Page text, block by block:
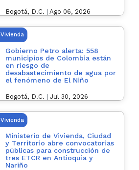
Bogotá, D.C. Ago 06, 2026
Vivienda
Gobierno Petro alerta: 558
municipios de Colombia están
en riesgo de
desabastecimiento de agua por
el fenómeno de El Niño
Bogotá, D.C. Jul 30, 2026
Vivienda
Ministerio de Vivienda, Ciudad
y Territorio abre convocatorias
públicas para construcción de
tres ETCR en Antioquia y
Nariño